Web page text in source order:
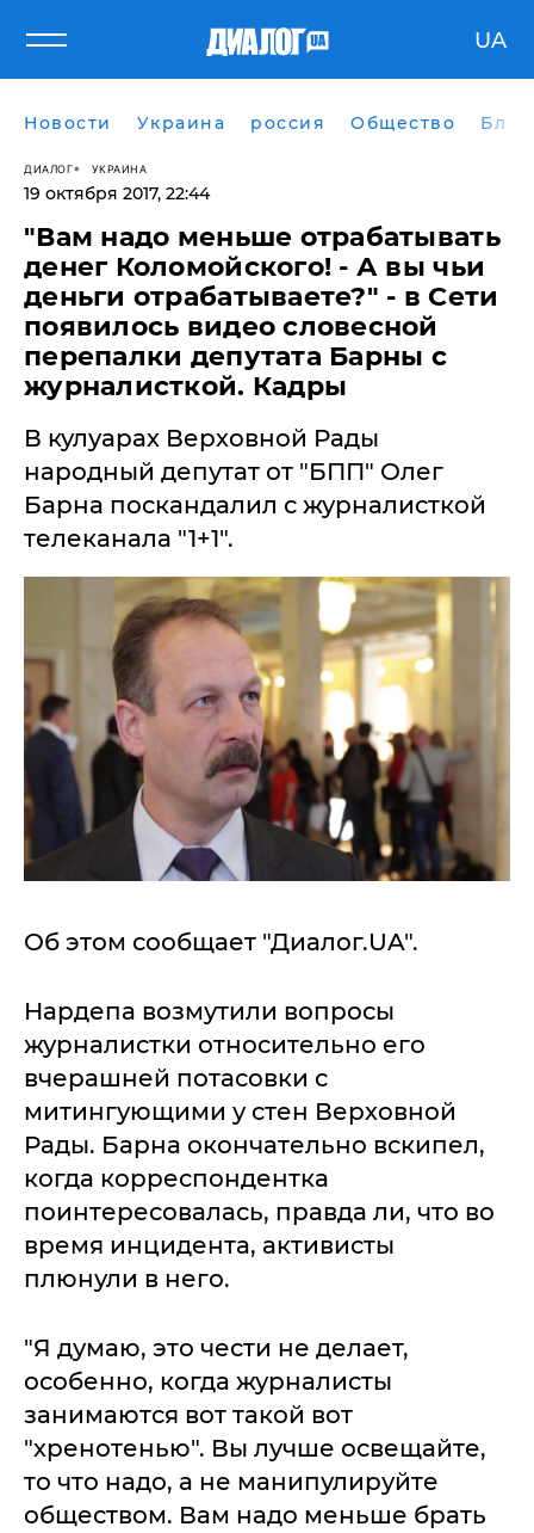
UA
Новости Украина россия Общество
ДИАЛОГ УКРАИНА
19 октября 2017, 22:44
"Вам надо меньше отрабатывать
денег Коломойского! - А вы чьи
деньги отрабатываете?" - в Сети
появилось видео словесной
перепалки депутата Барны с
журналисткой. Кадры
В кулуарах Верховной Рады
народный депутат от "БПП" Олег
Барна поскандалил с журналисткой
телеканала "1+1".
Об этом сообщает "Диалог.UA".
Нардепа возмутили вопросы
журналистки относительно его
вчерашней потасовки с
митингующими у стен Верховной
Рады. Барна окончательно вскипел,
когда корреспондентка
поинтересовалась, правда ли, что во
время инцидента, активисты
плюнули в него.
"Я думаю, это чести не делает,
особенно, когда журналисты
занимаются вот такой вот
"хренотенью". Вы лучше освещайте,
то что надо, а не манипулируйте
обществом. Вам надо меньше брать